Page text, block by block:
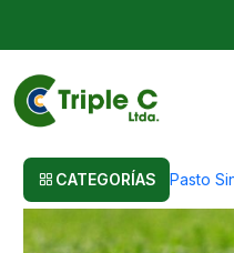
CATEGORÍAS Pasto
Historia del